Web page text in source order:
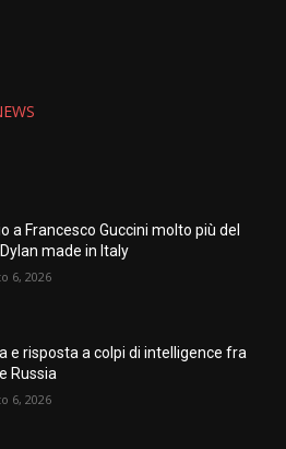
a Francesco Guccini molto più del
made in Italy
6, 2026
e risposta a colpi di intelligence fra
Russia
6, 2026